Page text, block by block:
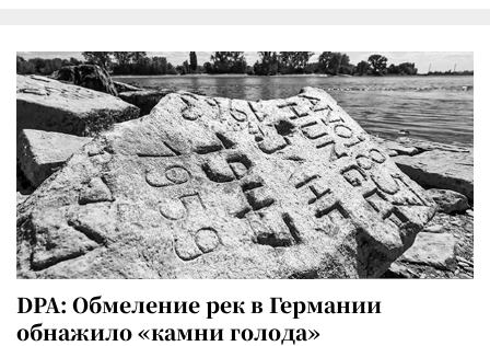
DPA: Обмеление рек в Германии
обнажило «камни голода»